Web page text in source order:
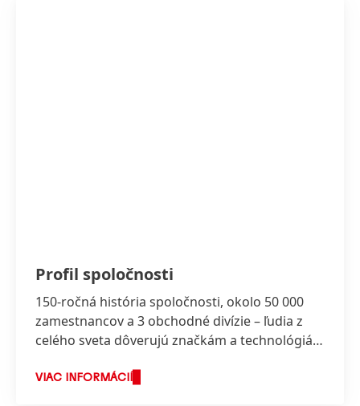
Profil spoločnosti
150-ročná história spoločnosti, okolo 50 000
zamestnancov a 3 obchodné divízie – ľudia z
celého sveta dôverujú značkám a technológiám
VIAC INFORMÁCIÍ